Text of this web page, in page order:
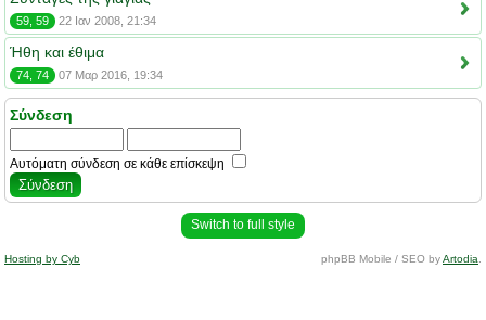
59, 59 22 Ιαν 2008, 21:34
Ήθη και έθιμα
74, 74 07 Μαρ 2016, 19:34
Σύνδεση
Αυτόματη σύνδεση σε κάθε επίσκεψη
Switch to full style
Hosting by Cyb phpBB Mobile / SEO byArtodia